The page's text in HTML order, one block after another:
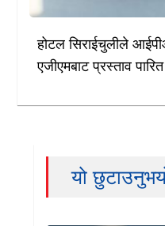
होटल सिराईचुलीले
एजीएमबाट प्रस्ताव
यो